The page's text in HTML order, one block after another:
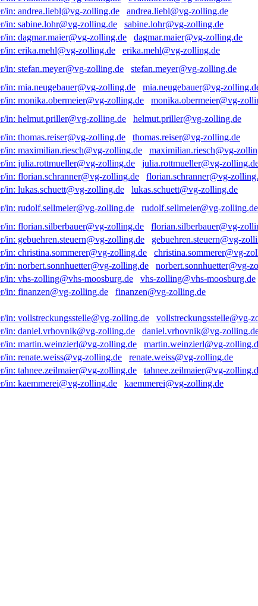
andrea.liebl@vg-zolling.de
sabine.lohr@vg-zolling.de
dagmar.maier@vg-zolling.de
erika.mehl@vg-zolling.de
stefan.meyer@vg-zolling.de
mia.neugebauer@vg-
monika.obermeier@vg-
helmut.priller@vg-zolling.de
thomas.reiser@vg-zolling.de
maximilian.riesch@vg-
julia.rottmueller@vg-
florian.schranner@vg-
lukas.schuett@vg-zolling.de
rudolf.sellmeier@vg-zolling.de
florian.silberbauer@vg-
gebuehren.steuern@vg-
christina.sommerer@vg-
norbert.sonnhuetter@vg-
vhs-zolling@vhs-moosburg.de
finanzen@vg-zolling.de
vollstreckungsstelle@vg-
daniel.vrhovnik@vg-
martin.weinzierl@vg-
renate.weiss@vg-zolling.de
tahnee.zeilmaier@vg-
kaemmerei@vg-zolling.de